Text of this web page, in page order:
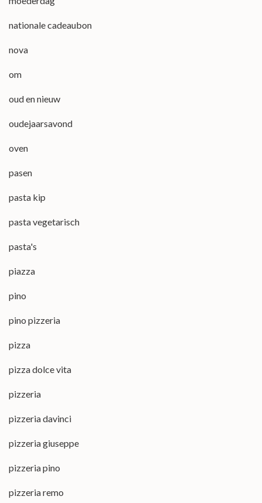
nationale cadeaubon
nova
om
oud en nieuw
oudejaarsavond
oven
pasen
pasta kip
pasta vegetarisch
pasta's
piazza
pino
pino pizzeria
pizza
pizza dolce vita
pizzeria
pizzeria davinci
pizzeria giuseppe
pizzeria pino
pizzeria remo